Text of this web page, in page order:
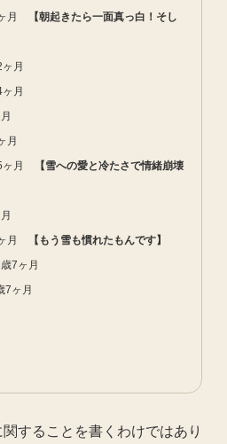
月
【朝起きたら一面真っ白！そし
月
月
月
ヶ月
【雪への愛と冷たさで情緒崩壊
月
【もう雪も慣れたもんです】
7ヶ月
ヶ月
することを書くわけではあり